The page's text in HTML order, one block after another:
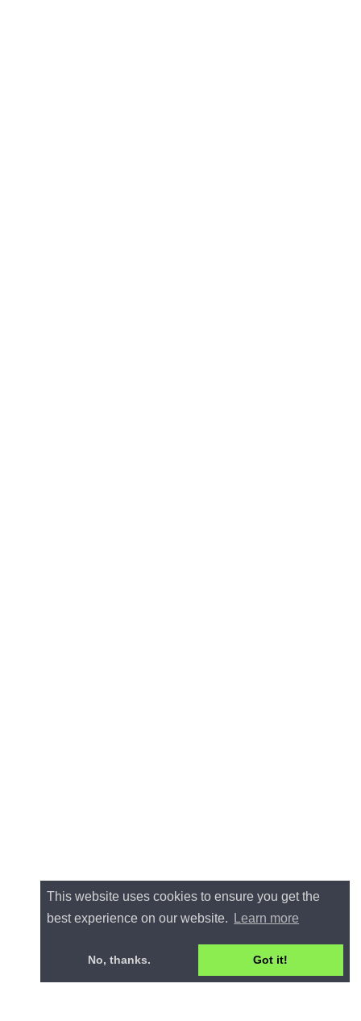
This website uses cookies to ensure you get the
best experience on our website.
Learn more
No, thanks. Got it!